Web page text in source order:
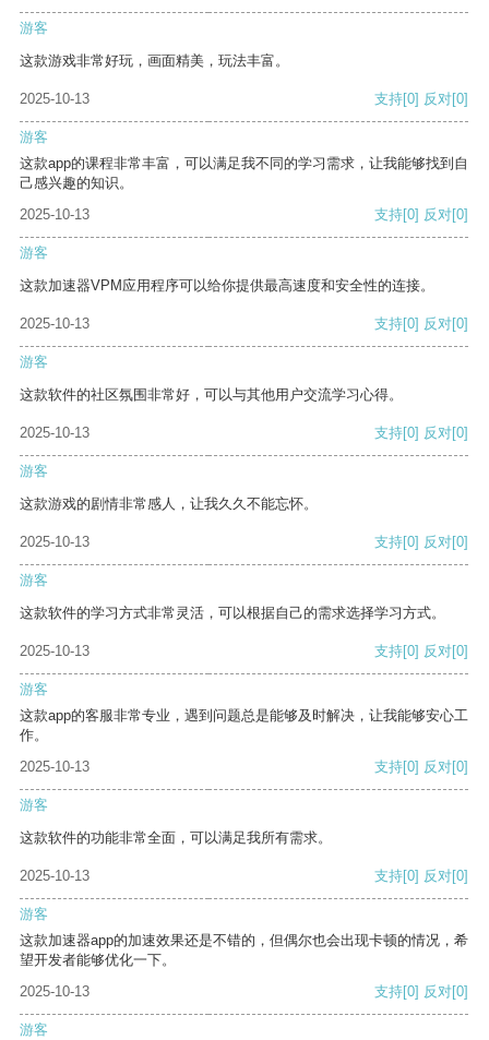
游客
这款游戏非常好玩，画面精美，玩法丰富。
2025-10-13 支持[0] 反对[0]
游客
这款app的课程非常丰富，可以满足我不同的学习需求，让我能够找到自
己感兴趣的知识。
2025-10-13
支持[0] 反对[0]
游客
这款加速器VPM应用程序可以给你提供最高速度和安全性的连接。
2025-10-13 支持[0] 反对[0]
游客
这款软件的社区氛围非常好，可以与其他用户交流学习心得。
2025-10-13 支持[0] 反对[0]
游客
这款游戏的剧情非常感人，让我久久不能忘怀。
2025-10-13 支持[0] 反对[0]
游客
这款软件的学习方式非常灵活，可以根据自己的需求选择学习方式。
2025-10-13 支持[0] 反对[0]
游客
这款app的客服非常专业，遇到问题总是能够及时解决，让我能够安心工
作。
2025-10-13
支持[0] 反对[0]
游客
这款软件的功能非常全面，可以满足我所有需求。
2025-10-13 支持[0] 反对[0]
游客
这款加速器app的加速效果还是不错的，但偶尔也会出现卡顿的情况，希
望开发者能够优化一下。
2025-10-13
支持[0] 反对[0]
游客